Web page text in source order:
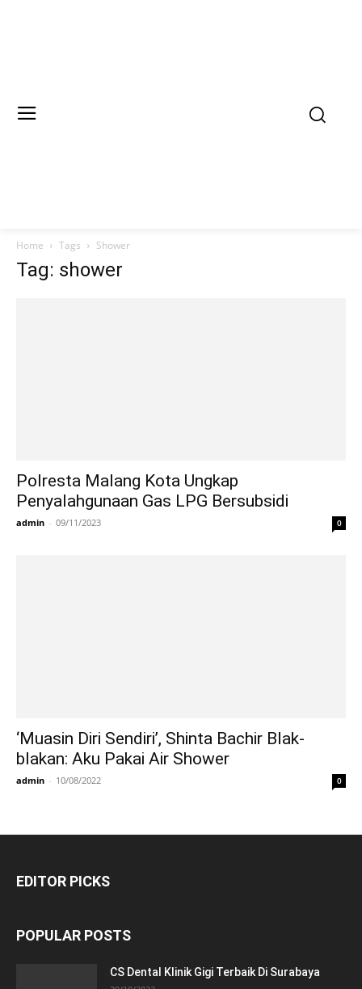
Home Tags Shower
Tag: shower
Polresta Malang Kota Ungkap
Penyalahgunaan Gas LPG Bersubsidi
admin - 09/11/2023 0
‘Muasin Diri Sendiri’, Shinta Bachir Blak-
blakan: Aku Pakai Air Shower
admin - 10/08/2022 0
EDITOR PICKS
POPULAR POSTS
CS Dental Klinik Gigi Terbaik Di Surabaya